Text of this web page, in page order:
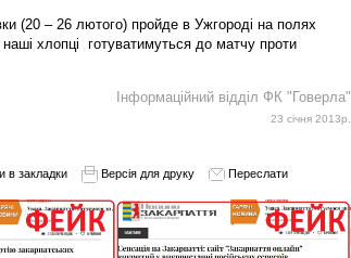
(20 – 26 лютого) пройде в Ужгороді на полях
наші хлопці готуватимуться до матчу проти
Інформаційний відділ ФК "Говерла"
23 січня 2013р.
в закладки Версія для друку Переслати